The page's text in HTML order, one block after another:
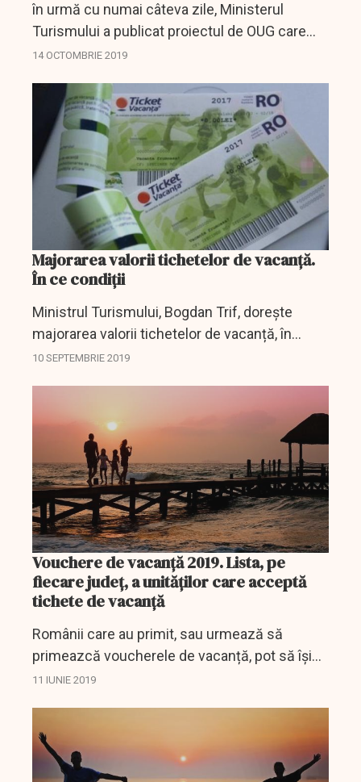
în urmă cu numai câteva zile, Ministerul
Turismului a publicat proiectul de OUG care
reglementează voucherele de vacanță,
ianuarie 2020 și va fi...
14 OCTOMBRIE 2019
Majorarea valorii tichetelor de vacanță.
În ce condiții
Ministrul Turismului, Bogdan Trif, dorește
majorarea valorii tichetelor de vacanță, în
anumite condiții.
10 SEPTEMBRIE 2019
Vouchere de vacanță 2019. Lista, pe
fiecare județ, a unităților care acceptă
tichete de vacanță
Românii care au primit, sau urmează să
primeazcă voucherele de vacanță, pot să își
aleagă agenția de turism cât și pensiunea sau
11 IUNIE 2019